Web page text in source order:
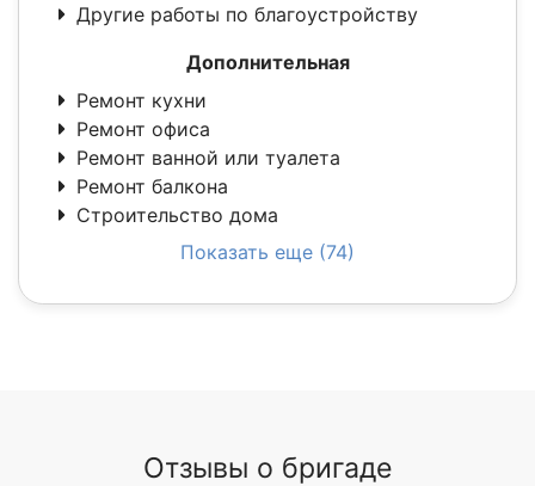
Другие работы по благоустройству
Дополнительная
Ремонт кухни
Ремонт офиса
Ремонт ванной или туалета
Ремонт балкона
Строительство дома
Показать еще (74)
Отзывы о бригаде